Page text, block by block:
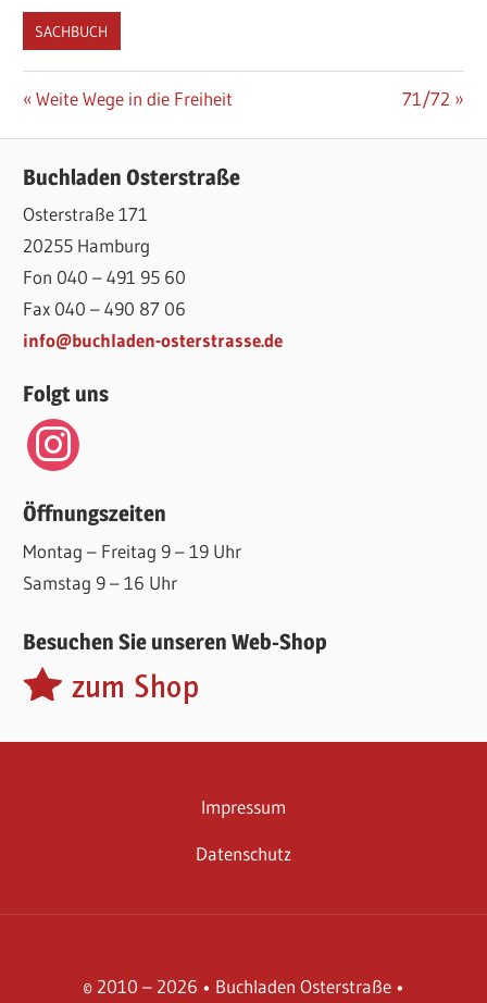
SACHBUCH
Beitragsnavigation
Vorheriger
Weite Wege in die Freiheit
Nächster
71/72
Buchladen Osterstraße
Osterstraße 171
20255 Hamburg
Fon 040 – 491 95 60
Fax 040 – 490 87 06
info@buchladen-osterstrasse.de
Folgt uns
instagram
Öffnungszeiten
Montag – Freitag 9 – 19 Uhr
Samstag 9 – 16 Uhr
Besuchen Sie unseren Web-Shop
Impressum
Datenschutz
© 2010 – 2026 • Buchladen Osterstraße •